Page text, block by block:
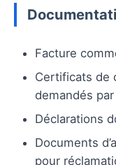
Facture
Certificats de
demandés par
Déclarations
Documents
pour